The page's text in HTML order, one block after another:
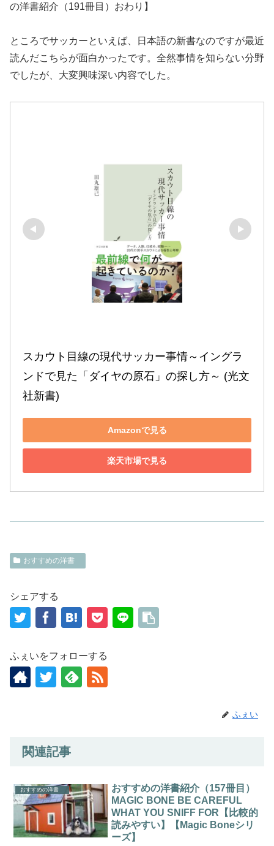
の洋書紹介（191冊目）おわり】
ところでサッカーといえば、日本語の新書なのですが最近
読んだこちらが面白かったです。全然事情を知らない分野
でしたが、大変興味深い内容でした。
スカウト目線の現代サッカー事情～イングラ
ンドで見た「ダイヤの原石」の探し方～ (光文
社新書)
Amazonで見る
楽天市場で見る
おすすめの洋書
シェアする
ふぇいをフォローする
ふぇい
関連記事
おすすめの洋書
おすすめの洋書紹介（157冊目）
MAGIC BONE BE CAREFUL
WHAT YOU SNIFF FOR【比較的
読みやすい】【Magic Boneシリ
ーズ】